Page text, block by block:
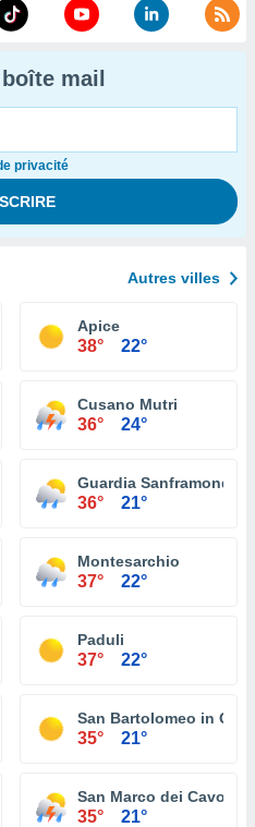
mail
privacité
Autres villes
Apice
38° 22°
Cusano Mutri
36° 24°
Guardia Sanframondi
36° 21°
Montesarchio
37° 22°
Paduli
37° 22°
San Bartolomeo in
35° 21°
San Marco dei Cavoti
35° 21°